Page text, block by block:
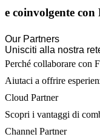
e coinvolgente con
Our Partners
Unisciti alla nostra
Perché collaborare con
Aiutaci a offrire
Cloud Partner
Scopri i vantaggi di
Channel Partner